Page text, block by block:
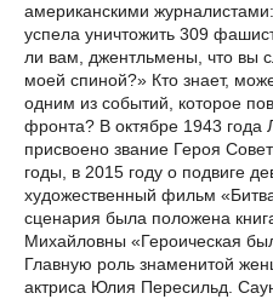
американскими
успела уничтожить 309
ли вам, джентльмены, что вы
моей спиной?» Кто знает,
одним из событий, которое
фронта? В октябре 1943
присвоено звание Героя
годы, в 2015 году о подвиге
художественный фильм
сценария была положена
Михайловны «Героическая
Главную роль знаменитой
актриса Юлия Пересильд.